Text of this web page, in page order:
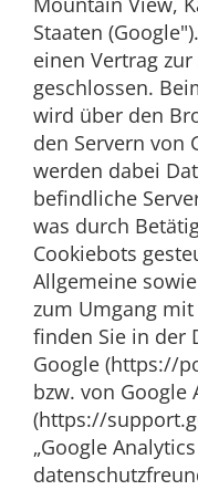
Staaten
einen Vertrag
geschlossen.
wird über den
den Servern von
werden dabei
befindliche
was durch
Cookiebots
Allgemeine
zum Umgang
finden Sie in der
Google (https://
bzw. von Google
(https://
„Google